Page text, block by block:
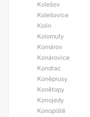
Kolešov
Kolešovice
Kolín
Kolomuty
Komárov
Konárovice
Kondrac
Koněprusy
Konětopy
Konojedy
Konopiště